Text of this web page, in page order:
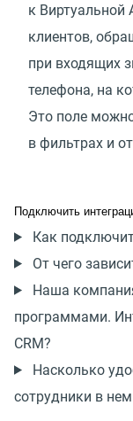
к Виртуальной
клиентов,
при входящих
телефона, на
Это поле
в фильтрах и
Подключить
Как
От чего
Наша
программами.
CRM?
Насколько
сотрудники в